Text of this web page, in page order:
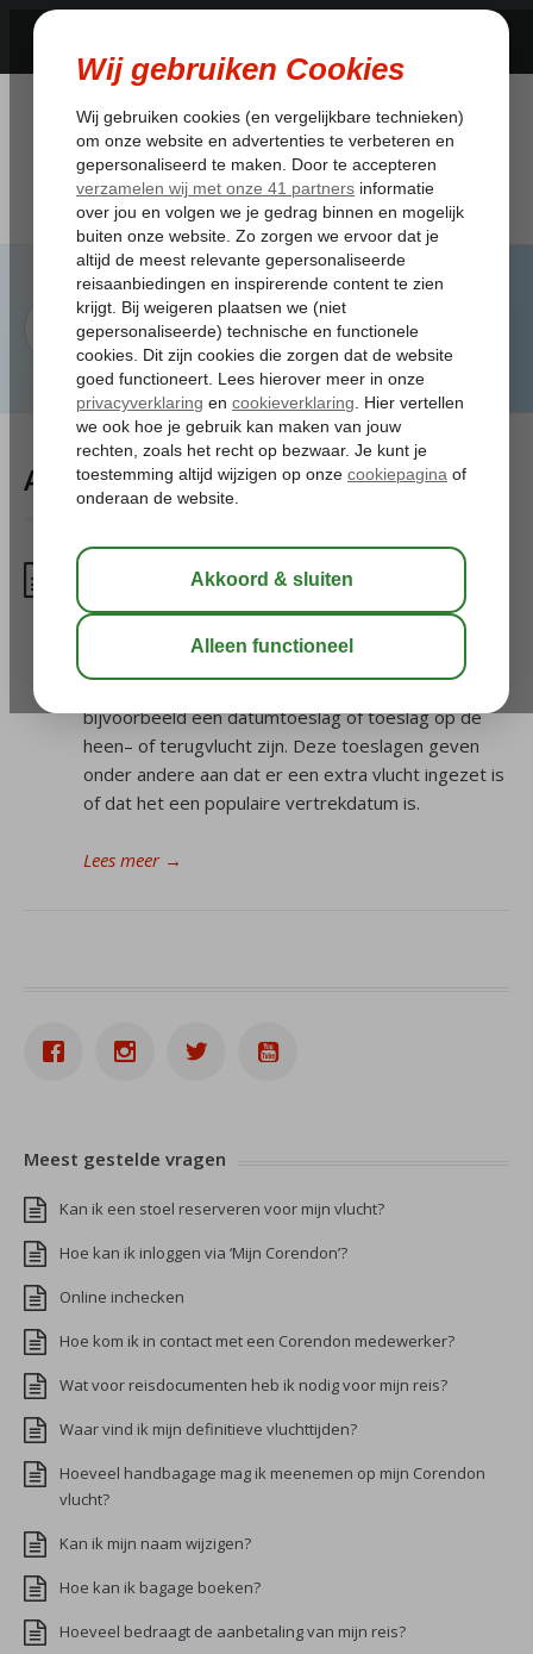
Artikelen Tagged:vluchttoeslag
Waarom wordt er een toeslag
berekend voor mijn vlucht?
Tijdens het boeken van een reis kan er een toeslag
bijvoorbeeld een datumtoeslag of toeslag op de
heen– of terugvlucht zijn. Deze toeslagen geven
onder andere aan dat er een extra vlucht ingezet is
of dat het een populaire vertrekdatum is.
Lees meer→
Meest gestelde vragen
Kan ik een stoel reserveren voor mijn vlucht?
Hoe kan ik inloggen via ‘Mijn Corendon’?
Online inchecken
Hoe kom ik in contact met een Corendon medewerker?
Wat voor reisdocumenten heb ik nodig voor mijn reis?
Waar vind ik mijn definitieve vluchttijden?
Hoeveel handbagage mag ik meenemen op mijn Corendon
vlucht?
Kan ik mijn naam wijzigen?
Hoe kan ik bagage boeken?
Hoeveel bedraagt de aanbetaling van mijn reis?